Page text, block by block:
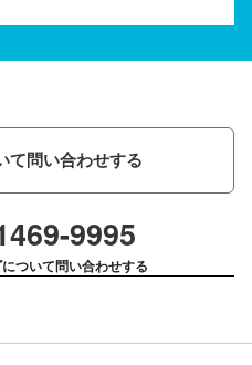
て問い合わせする
9995
ついて問い合わせする